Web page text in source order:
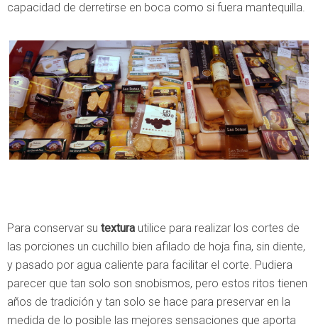
capacidad de derretirse en boca como si fuera mantequilla.
Para conservar su textura utilice para realizar los cortes de
las porciones un cuchillo bien afilado de hoja fina, sin diente,
y pasado por agua caliente para facilitar el corte. Pudiera
parecer que tan solo son snobismos, pero estos ritos tienen
años de tradición y tan solo se hace para preservar en la
medida de lo posible las mejores sensaciones que aporta